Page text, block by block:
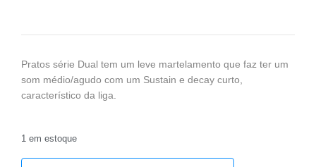
Pratos série Dual tem um leve martelamento que faz ter um
som médio/agudo com um Sustain e decay curto,
característico da liga.
1 em estoque